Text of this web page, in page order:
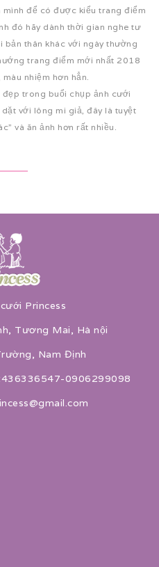
để có được kiểu trang điểm
đó hãy dành thời gian nghe tư
bản thân khác với ngày thường
trang điểm mới nhất 2018
nhiệm hơn hẳn.
trong buổi chụp ảnh cưới
với lông mi giả, đây là tuyệt
và ăn ảnh hơn rất nhiều.
Princess
Tương Mai, Hà nội
Nam Định
0906299098